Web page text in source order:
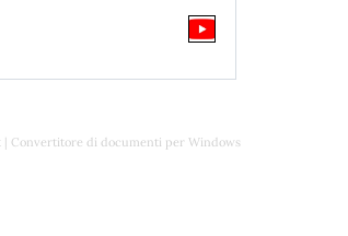
| Convertitore di documenti per Windows